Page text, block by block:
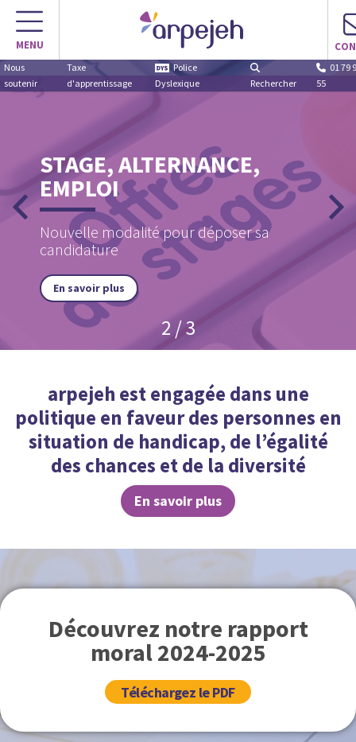
MENU
Nous
soutenir
Taxe
d'apprentissage
Police
Dyslexique
Rechercher
01 79
55
STAGE, ALTERNANCE,
EMPLOI
Nouvelle modalité pour déposer sa
candidature
En savoir plus
2 / 3
arpejeh est engagée dans une
politique en faveur des personnes en
situation de handicap, de l’égalité
des chances et de la diversité
En savoir plus
Découvrez notre rapport
moral 2024-2025
Téléchargez le PDF